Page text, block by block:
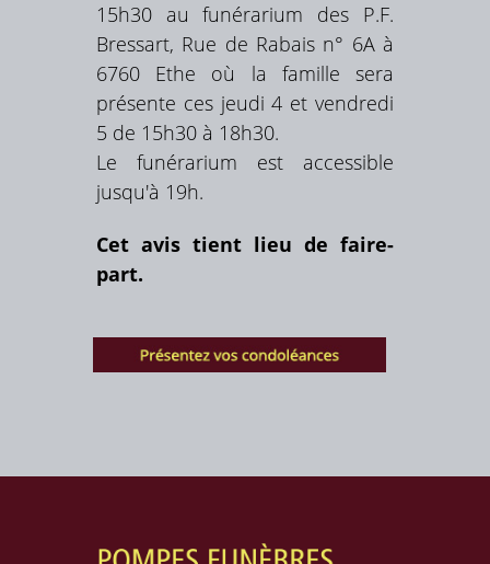
15h30 au funérarium des P.F.
Bressart, Rue de Rabais n° 6A à
6760 Ethe où la famille sera
présente ces jeudi 4 et vendredi
5 de 15h30 à 18h30.
Le funérarium est accessible
jusqu'à 19h.
Cet avis tient lieu de faire-
part.